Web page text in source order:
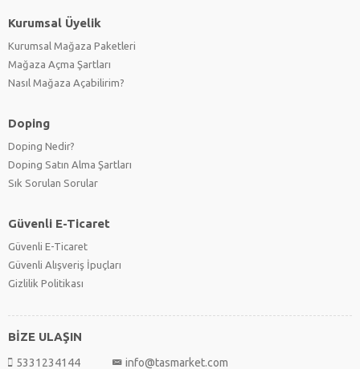
Kurumsal Üyelik
Kurumsal Mağaza Paketleri
Mağaza Açma Şartları
Nasıl Mağaza Açabilirim?
Doping
Doping Nedir?
Doping Satın Alma Şartları
Sık Sorulan Sorular
Güvenli E-Ticaret
Güvenli E-Ticaret
Güvenli Alışveriş İpuçları
Gizlilik Politikası
BİZE ULAŞIN
5331234144 info@tasmarket.com